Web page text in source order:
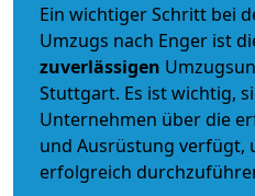
Ein wichtiger Schritt bei
Umzugs nach Enger ist
zuverlässigen
Stuttgart. Es ist wichtig,
Unternehmen über die
und Ausrüstung verfügt,
erfolgreich